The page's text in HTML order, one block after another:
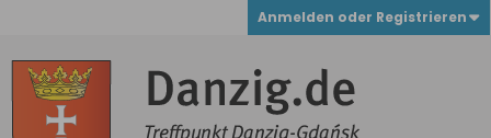
Anmelden oder Registrieren